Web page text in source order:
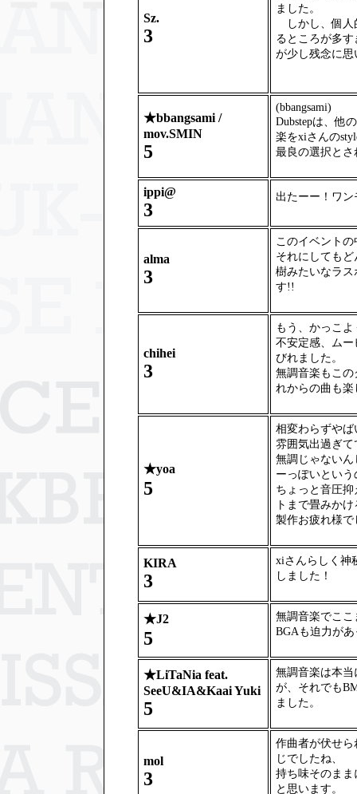
Sz.
3
ました。
しかし、個人
るところが多
が少し残念に思
★bbangsami /
mov.SMIN
5
(bbangsami)
Dubstepは、他
楽をxiさんの
最良の選択と
ippi@
3
出たーー！ワ
alma
3
このイベント
それにしても
樹みたいなラ
す!!
chihei
3
もう、かっこ
不安定感、ム
びれました。
無調音楽もこ
れからの曲も楽
★yoa
5
相変わらずや
雰囲気出過ぎ
無調じゃない
ーっぽいとい
ちょっと音圧
トまで畳みか
製作お疲れ様で
KIRA
3
xiさんらしく神
しました！
★J2
5
無調音楽でこ
BGAも迫力が
★LiTaNia feat.
SeeU&IA&Kaai Yuki
5
無調音楽は本
が、それでも
ました。
mol
3
作曲者が伏せ
じでしたね、
持ち味そのま
と思います。